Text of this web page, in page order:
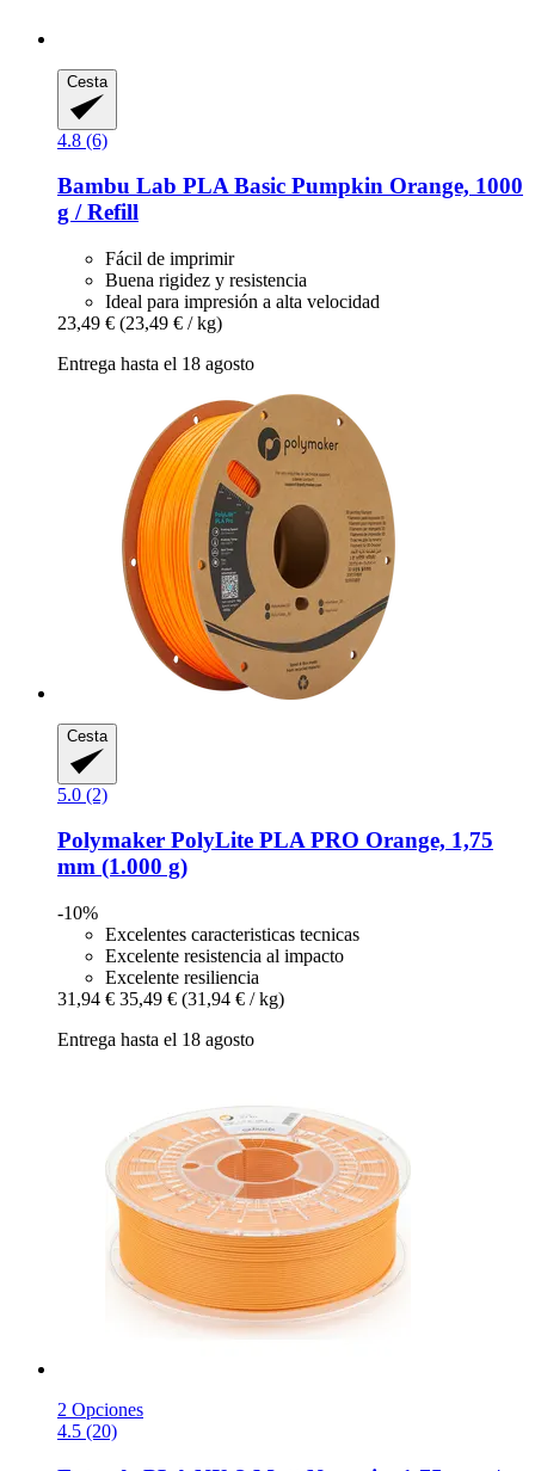
Cesta
4.8 (6)
Bambu Lab PLA Basic Pumpkin Orange, 1000
g / Refill
Fácil de imprimir
Buena rigidez y resistencia
Ideal para impresión a alta velocidad
23,49 € (23,49 € / kg)
Entrega hasta el 18 agosto
Cesta
5.0 (2)
Polymaker PolyLite PLA PRO Orange, 1,75
mm (1.000 g)
-10%
Excelentes caracteristicas tecnicas
Excelente resistencia al impacto
Excelente resiliencia
31,94 € 35,49 € (31,94 € / kg)
Entrega hasta el 18 agosto
2 Opciones
4.5 (20)